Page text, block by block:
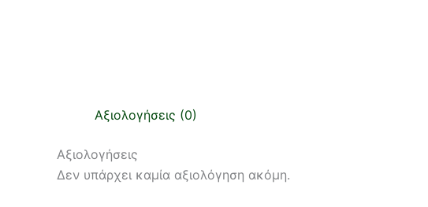
Αξιολογήσεις (0)
Αξιολογήσεις
Δεν υπάρχει καμία αξιολόγηση ακόμη.